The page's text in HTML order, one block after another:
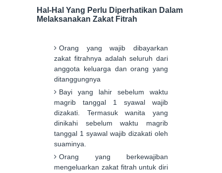
Hal-Hal Yang Perlu Diperhatikan Dalam
Melaksanakan Zakat Fitrah
Orang yang wajib dibayarkan
zakat fitrahnya adalah seluruh dari
anggota keluarga dan orang yang
ditanggungnya
Bayi yang lahir sebelum waktu
magrib tanggal 1 syawal wajib
dizakati. Termasuk wanita yang
dinikahi sebelum waktu magrib
tanggal 1 syawal wajib dizakati oleh
suaminya.
Orang yang berkewajiban
mengeluarkan zakat fitrah untuk diri